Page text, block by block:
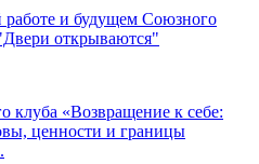
и будущем Союзного
открываются"
клуба «Возвращение к себе:
ценности и границы